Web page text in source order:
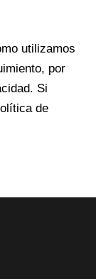
utilizamos
por
Si
de